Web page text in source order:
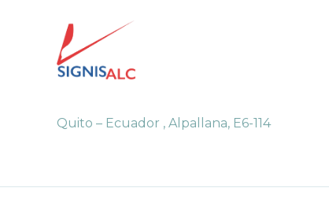
Quito – Ecuador , Alpallana, E6-114